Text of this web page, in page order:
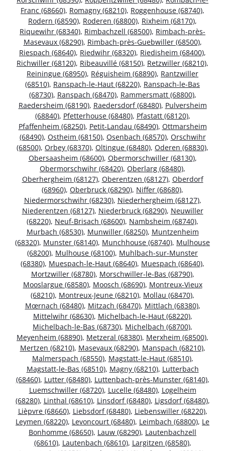
Franc (68660), Romagny (68210), Roggenhouse (68740),
Rodern (68590), Roderen (68800), Rixheim (68170),
Riquewihr (68340), Rimbachzell (68500), Rimbach-près-
Masevaux (68290), Rimbach-près-Guebwiller (68500),
Riespach (68640), Riedwihr (68320), Riedisheim (68400),
Richwiller (68120), Ribeauvillé (68150), Retzwiller (68210),
Reiningue (68950), Réguisheim (68890), Rantzwiller
(68510), Ranspach-le-Haut (68220), Ranspach-le-Bas
(68730), Ranspach (68470), Rammersmatt (68800),
Raedersheim (68190), Raedersdorf (68480), Pulversheim
(68840), Pfetterhouse (68480), Pfastatt (68120),
Pfaffenheim (68250), Petit-Landau (68490), Ottmarsheim
(68490), Ostheim (68150), Osenbach (68570), Orschwihr
(68500), Orbey (68370), Oltingue (68480), Oderen (68830),
Obersaasheim (68600), Obermorschwiller (68130),
Obermorschwihr (68420), Oberlarg (68480),
Oberhergheim (68127), Oberentzen (68127), Oberdorf
(68960), Oberbruck (68290), Niffer (68680),
Niedermorschwihr (68230), Niederhergheim (68127),
Niederentzen (68127), Niederbruck (68290), Neuwiller
(68220), Neuf-Brisach (68600), Nambsheim (68740),
Murbach (68530), Munwiller (68250), Muntzenheim
(68320), Munster (68140), Munchhouse (68740), Mulhouse
(68200), Mulhouse (68100), Muhlbach-sur-Munster
(68380), Muespach-le-Haut (68640), Muespach (68640),
Mortzwiller (68780), Morschwiller-le-Bas (68790),
Mooslargue (68580), Moosch (68690), Montreux-Vieux
(68210), Montreux-Jeune (68210), Mollau (68470),
Mœrnach (68480), Mitzach (68470), Mittlach (68380),
Mittelwihr (68630), Michelbach-le-Haut (68220),
Michelbach-le-Bas (68730), Michelbach (68700),
Meyenheim (68890), Metzeral (68380), Merxheim (68500),
Mertzen (68210), Masevaux (68290), Manspach (68210),
Malmerspach (68550), Magstatt-le-Haut (68510),
Magstatt-le-Bas (68510), Magny (68210), Lutterbach
(68460), Lutter (68480), Luttenbach-près-Munster (68140),
Luemschwiller (68720), Lucelle (68480), Logelheim
(68280), Linthal (68610), Linsdorf (68480), Ligsdorf (68480),
Lièpvre (68660), Liebsdorf (68480), Liebenswiller (68220),
Leymen (68220), Levoncourt (68480), Leimbach (68800), Le
Bonhomme (68650), Lauw (68290), Lautenbachzell
(68610), Lautenbach (68610), Largitzen (68580),